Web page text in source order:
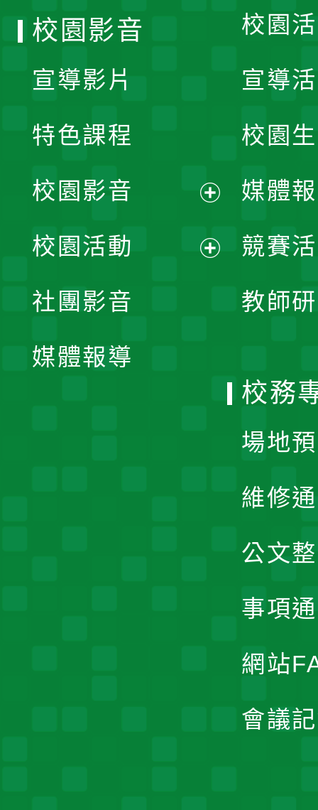
校園
宣導
校園
媒體
競賽
教師
校園影音
宣導影片
特色課程
校園影音
開
校園活動
社團影音
媒體報導
校務
場地
維修
公文
事項
網站
會議